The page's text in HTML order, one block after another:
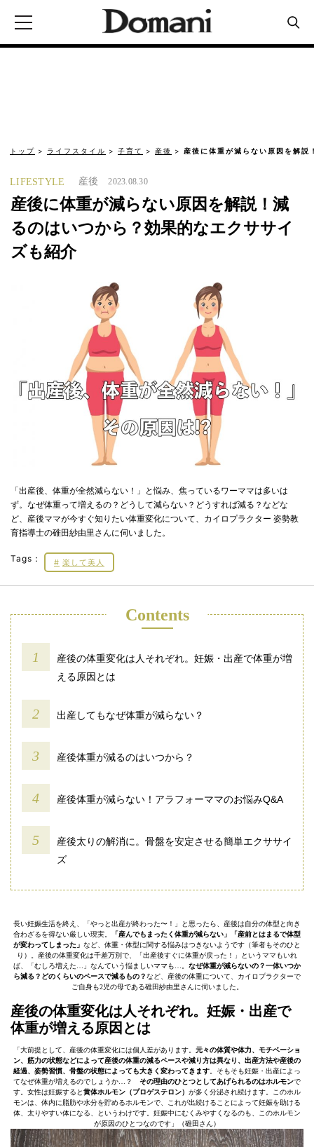
トップ ライフスタイル 子育て 産後 産後に体重が減らない原因を解
LIFESTYLE 産後 2023.08.30
産後に体重が減らない原因を解説！減
るのはいつから？効果的なエクササイ
ズも紹介
「出産後、体重が全然減らない！」と悩み、焦っているワーママは多いは
ず。なぜ体重って増えるの？どうして減らない？どうすれば減る？などな
ど、産後ママが今すぐ知りたい体重変化について、カイロプラクター 姿勢教
育指導士の碓田紗由里さんに伺いました。
Tags： 楽して美人
Contents
産後の体重変化は人それぞれ。妊娠・出産で体重が増
える原因とは
出産してもなぜ体重が減らない？
産後体重が減るのはいつから？
産後体重が減らない！アラフォーママのお悩みQ&A
産後太りの解消に。骨盤を安定させる簡単エクササイ
ズ
長い妊娠生活を終え、「やっと出産が終わった〜！」と思ったら、産後は自分の体型と向き
合わざるを得ない厳しい現実。
「産んでもまったく体重が減らない」「産前とはまるで体型
が変わってしまった」 など、体重・体型に関する悩みはつきないようです（筆者もそのひと
り）。産後の体重変化は千差万別で、「出産後すぐに体重が戻った！」というママもいれ
ば、「むしろ増えた…」なんていう悩ましいママも…。 なぜ体重が減らないの？一体いつか
ら減る？どのくらいのペースで減るもの？など、産後の体重について、カイロプラクターで
ご自身も2児の母である碓田紗由里さんに伺いました。
産後の体重変化は人それぞれ。妊娠・出産で
体重が増える原因とは
「大前提として、産後の体重変化には個人差があります。 元々の体質や体力、モチベーショ
ン、筋力の状態などによって産後の体重の減るペースや減り方は異なり、出産方法や産後の
経過、姿勢習慣、骨盤の状態によっても大きく変わってきます 。そもそも妊娠・出産によっ
てなぜ体重が増えるのでしょうか…？ その理由のひとつとしてあげられるのはホルモンで
す。女性は妊娠すると黄体ホルモン（プロゲステロン） が多く分泌され続けます。このホル
モンは、体内に脂肪や水分を貯めるホルモンで、これが出続けることによって妊娠を助ける
体、太りやすい体になる、というわけです。妊娠中にむくみやすくなるのも、このホルモン
が原因のひとつなのです」（碓田さん）